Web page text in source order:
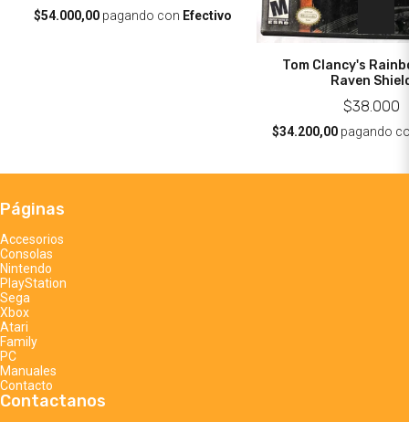
$54.000,00 pagando con Efectivo
Tom Clancy's
Raven
$38.000
$34.200,00 pagando
Páginas
Accesorios
Consolas
Nintendo
PlayStation
Sega
Xbox
Atari
Family
PC
Manuales
Contacto
Contactanos